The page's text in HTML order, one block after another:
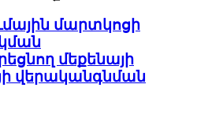
մարտկոցի
մեքենայի
վերականգնման